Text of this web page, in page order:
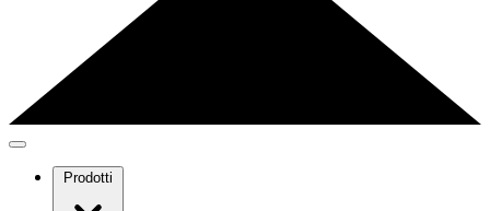
Prodotti